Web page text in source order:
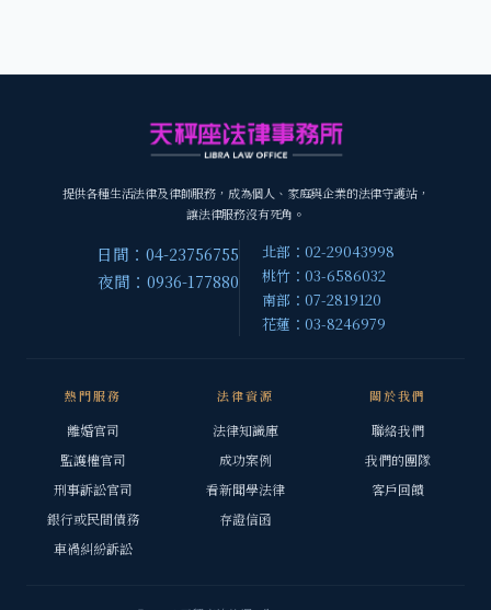
提供各種生活法律及律師服務，成為個人、家庭與企業的法律守護站，
讓法律服務沒有死角。
日間：04-23756755
夜間：0936-177880
北部：02-29043998
桃竹：03-6586032
南部：07-2819120
花蓮：03-8246979
熱門服務
離婚官司
監護權官司
刑事訴訟官司
銀行或民間債務
車禍糾紛訴訟
法律資源
法律知識庫
成功案例
看新聞學法律
存證信函
關於我們
聯絡我們
我們的團隊
客戶回饋